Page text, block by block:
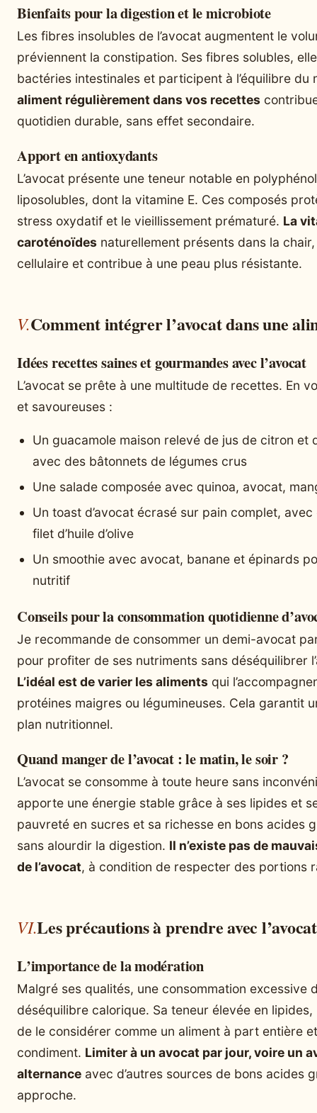
Bienfaits pour la digestion et le microbiote
Les fibres insolubles de l’avocat augmentent le
préviennent la constipation. Ses fibres solubles,
bactéries intestinales et participent à l’équilibre
aliment régulièrement dans vos recettes
quotidien durable, sans effet secondaire.
Apport en antioxydants
L’avocat présente une teneur notable en
liposolubles, dont la vitamine E. Ces composés
stress oxydatif et le vieillissement prématuré. La
caroténoïdes naturellement présents dans la
cellulaire et contribue à une peau plus résistante.
Comment intégrer l’avocat dans une
Idées recettes saines et gourmandes avec l’avocat
L’avocat se prête à une multitude de recettes. En
et savoureuses :
Un guacamole maison relevé de jus de citron et
avec des bâtonnets de légumes crus
Une salade composée avec quinoa, avocat,
Un toast d’avocat écrasé sur pain complet,
filet d’huile d’olive
Un smoothie avec avocat, banane et épinards
nutritif
Conseils pour la consommation quotidienne
Je recommande de consommer un demi-avocat
pour profiter de ses nutriments sans déséquilibrer
L’idéal est de varier les aliments qui
protéines maigres ou légumineuses. Cela garantit
plan nutritionnel.
Quand manger de l’avocat : le matin, le soir ?
L’avocat se consomme à toute heure sans
apporte une énergie stable grâce à ses lipides et
pauvreté en sucres et sa richesse en bons acides
sans alourdir la digestion. Il n’existe pas de
de l’avocat, à condition de respecter des portions
Les précautions à prendre avec l’avocat
L’importance de la modération
Malgré ses qualités, une consommation excessive
déséquilibre calorique. Sa teneur élevée en
de le considérer comme un aliment à part entière
condiment. Limiter à un avocat par jour, voire un
alternance avec d’autres sources de bons acides
approche.